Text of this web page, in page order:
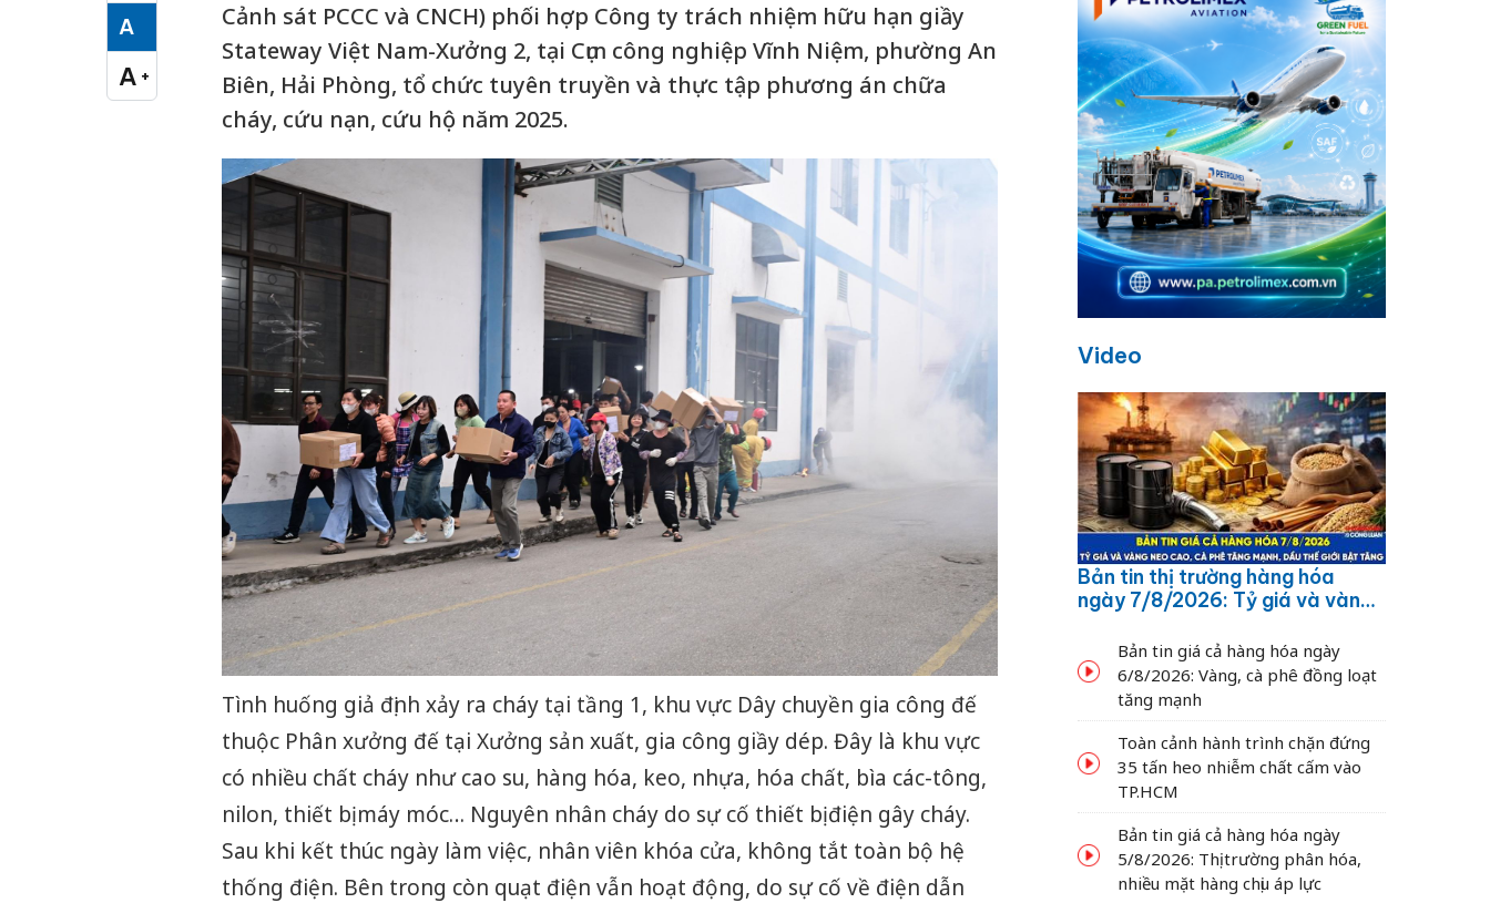
A
Cỡ chữ vừa
A +
Cỡ chữ lớn
Cảnh sát PCCC và CNCH) phối hợp Công ty trách nhiệm hữu hạn giầy
Stateway Việt Nam-Xưởng 2, tại Cụm công nghiệp Vĩnh Niệm, phường An
Biên, Hải Phòng, tổ chức tuyên truyền và thực tập phương án chữa
cháy, cứu nạn, cứu hộ năm 2025.
Tình huống giả định xảy ra cháy tại tầng 1, khu vực Dây chuyền gia công đế
thuộc Phân xưởng đế tại Xưởng sản xuất, gia công giầy dép. Đây là khu vực
có nhiều chất cháy như cao su, hàng hóa, keo, nhựa, hóa chất, bìa các-tông,
nilon, thiết bị máy móc… Nguyên nhân cháy do sự cố thiết bị điện gây cháy.
Sau khi kết thúc ngày làm việc, nhân viên khóa cửa, không tắt toàn bộ hệ
thống điện. Bên trong còn quạt điện vẫn hoạt động, do sự cố về điện dẫn
Video
Bản tin thị trường hàng hóa
ngày 7/8/2026: Tỷ giá và vàng
dầu thế giới bật tăng
Bản tin giá cả hàng hóa ngày
6/8/2026: Vàng, cà phê đồng loạt
tăng mạnh
Toàn cảnh hành trình chặn đứng
35 tấn heo nhiễm chất cấm vào
TP.HCM
Bản tin giá cả hàng hóa ngày
5/8/2026: Thị trường phân hóa,
nhiều mặt hàng chịu áp lực